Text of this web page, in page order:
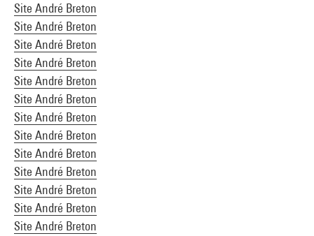
Site André Breton
Site André Breton
Site André Breton
Site André Breton
Site André Breton
Site André Breton
Site André Breton
Site André Breton
Site André Breton
Site André Breton
Site André Breton
Site André Breton
Site André Breton